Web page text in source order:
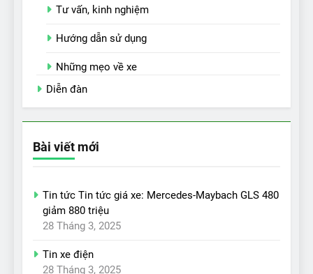
Tư vấn, kinh nghiệm
Hướng dẫn sử dụng
Những mẹo về xe
Diễn đàn
Bài viết mới
Tin tức Tin tức giá xe: Mercedes-Maybach GLS 480
giảm 880 triệu
28 Tháng 3, 2025
Tin xe điện
28 Tháng 3, 2025